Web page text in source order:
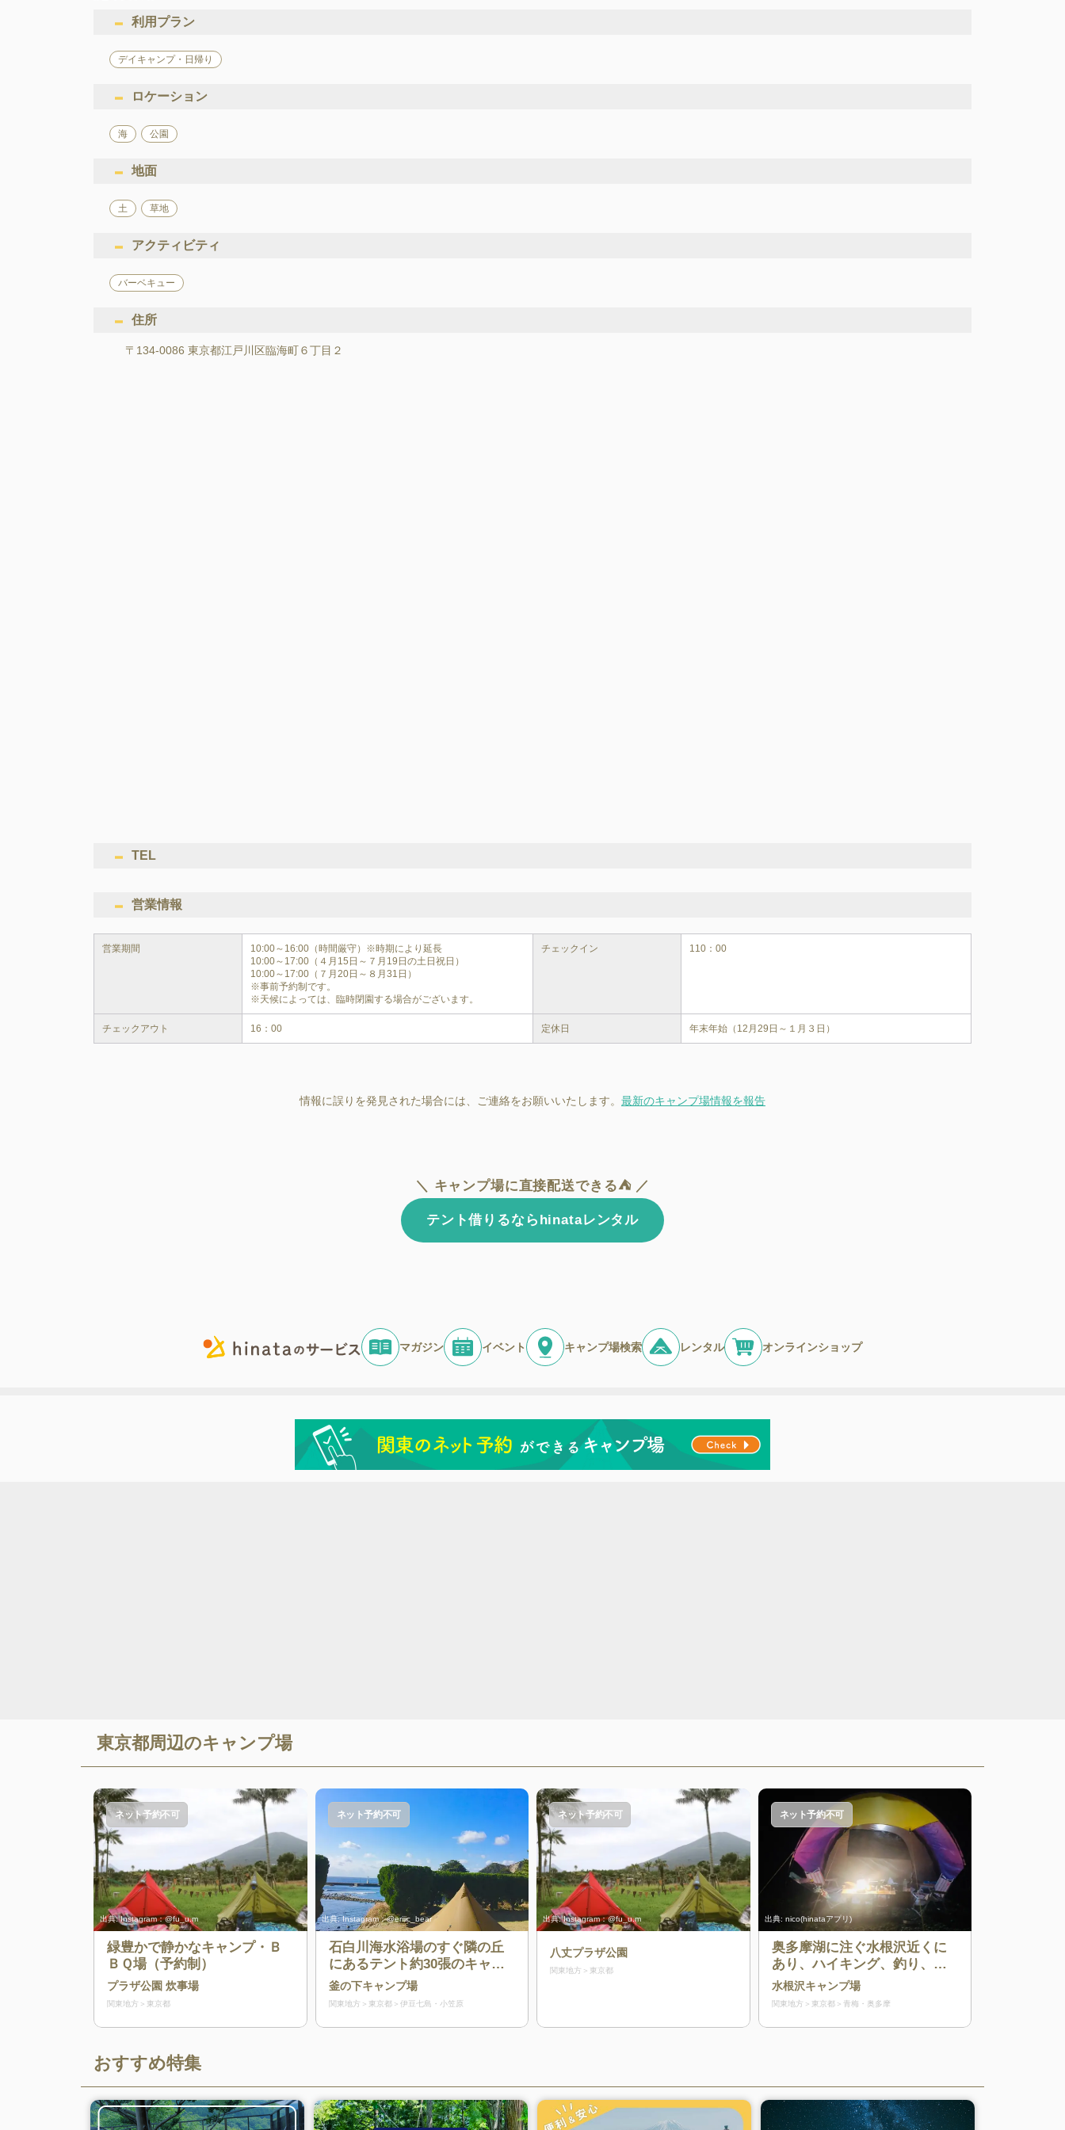
利用プラン
デイキャンプ・日帰り
ロケーション
海 公園
地面
土 草地
アクティビティ
バーベキュー
住所
〒134-0086 東京都江戸川区臨海町６丁目２
TEL
営業情報
営業期間
10:00～16:00（時間厳守）※時期により延長
10:00～17:00（４月15日～７月19日の土日祝日）
10:00～17:00（７月20日～８月31日）
※事前予約制です。
※天候によっては、臨時閉園する場合がございます。
チェックイン 110：00
チェックアウト 16：00 定休日 年末年始（12月29日～１月３日）
情報に誤りを発見された場合には、ご連絡をお願いいたします。 最新のキャンプ場情報を報告
＼ キャンプ場に直接配送できる⛺ ／
テント借りるならhinataレンタル
マガジン イベント キャンプ場検索 レンタル オンラインショップ
東京都周辺のキャンプ場
出典:Instagram：@fu_u.m
ネット予約不可
緑豊かで静かなキャンプ・Ｂ
ＢＱ場（予約制）
プラザ公園 炊事場
関東地方 東京都
出典:Instagram：@eriiic_bear
ネット予約不可
石白川海水浴場のすぐ隣の丘
にあるテント約30張のキャン
プ場
釜の下キャンプ場
関東地方 東京都 伊豆七島・小笠原
出典:Instagram：@fu_u.m
ネット予約不可
八丈プラザ公園
関東地方 東京都
出典: nico(hinataアプリ)
ネット予約不可
奥多摩湖に注ぐ水根沢近くに
あり、ハイキング、釣り、水
遊びができるキャンプ場
水根沢キャンプ場
関東地方 東京都 青梅・奥多摩
おすすめ特集